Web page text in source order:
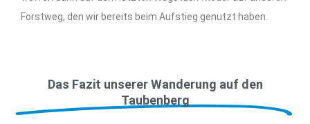
Forstweg, den wir bereits beim Aufstieg genutzt haben.
Das Fazit unserer Wanderung auf den
Taubenberg